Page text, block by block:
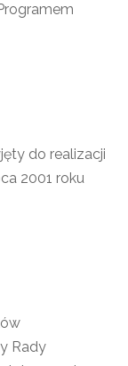
do realizacji
2001 roku
Rady